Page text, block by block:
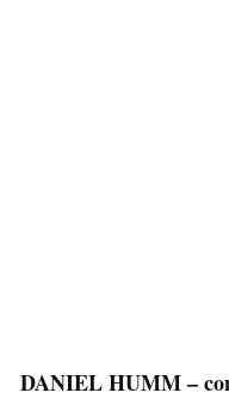
DANIEL HUMM –